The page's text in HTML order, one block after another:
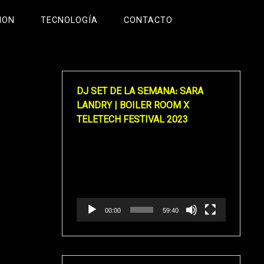
TECNOLOGÍA CONTACTO
DJ SET DE LA SEMANA: SARA
LANDRY | BOILER ROOM X
TELETECH FESTIVAL 2023
00:00 59:40